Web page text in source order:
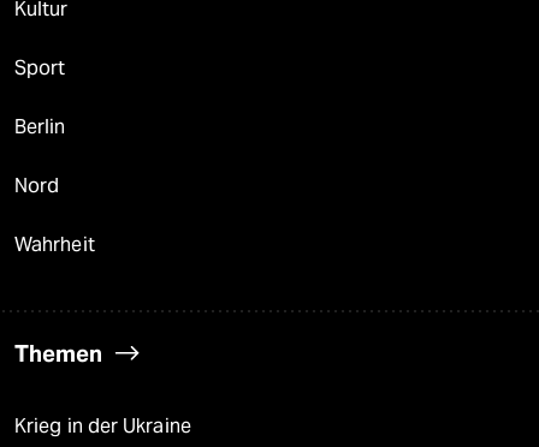
Kultur
Sport
Berlin
Nord
Wahrheit
Themen
Krieg in der Ukraine